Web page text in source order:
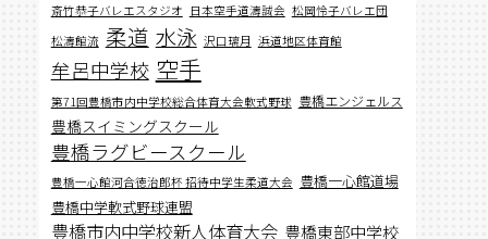
斎竹恭子バレエスタジオ 日本空手道濤誠会 松岡怜子バレエ団
松濤館流 柔道 水泳 沢口璃月 浜道地区体育館
牟呂中学校 空手
第71回豊橋市内中学校総合体育大会軟式野球 豊橋エンジェルス
豊橋スイミングスクール
豊橋ラグビースクール
豊橋一心館河合徳治郎杯 招待中学生柔道大会 豊橋一心館道場
豊橋中学軟式野球連盟
豊橋市内中学校新人体育大会 豊橋東部中学校